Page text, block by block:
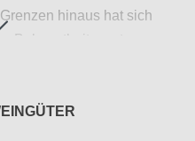
hinaus hat sich
Bekanntheitswert
seine Reben ist auch
der Region verwurzelt und